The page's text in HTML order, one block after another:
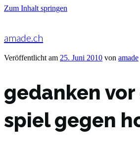
Zum Inhalt springen
amade.ch
Veröffentlicht am 25. Juni 2010 von amade
gedanken vor
spiel gegen